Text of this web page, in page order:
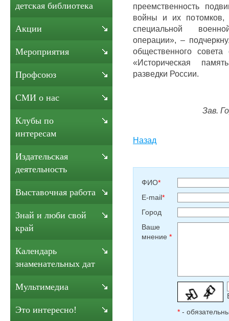
преемственность
войны и их потомков,
специальной
операции», –
общественного совета
«Историческая
разведки России.
Зав.
Назад
ФИО*
E-mail*
Город
Ваше
мнение *
* -
детская библиотека
Акции
Мероприятия
Профсоюз
СМИ о нас
Клубы по
интересам
Издательская
деятельность
Выставочная работа
Знай и люби свой
край
Календарь
знаменательных дат
Мультимедиа
Это интересно!